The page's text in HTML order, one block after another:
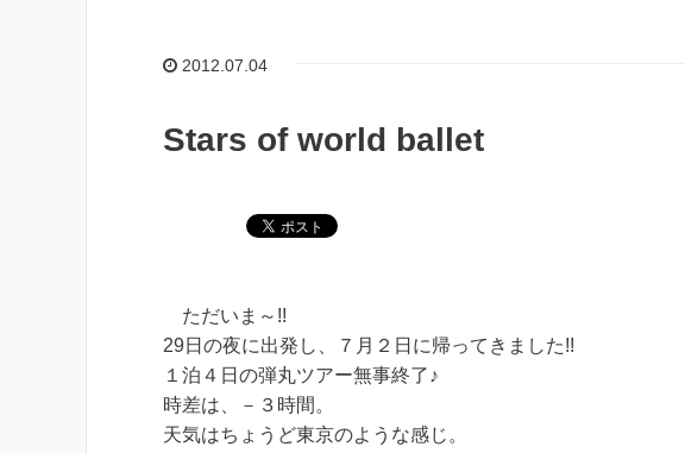
2012.07.04
Stars of world ballet
ただいま～!!
29日の夜に出発し、７月２日に帰ってきました!!
１泊４日の弾丸ツアー無事終了♪
時差は、－３時間。
天気はちょうど東京のような感じ。